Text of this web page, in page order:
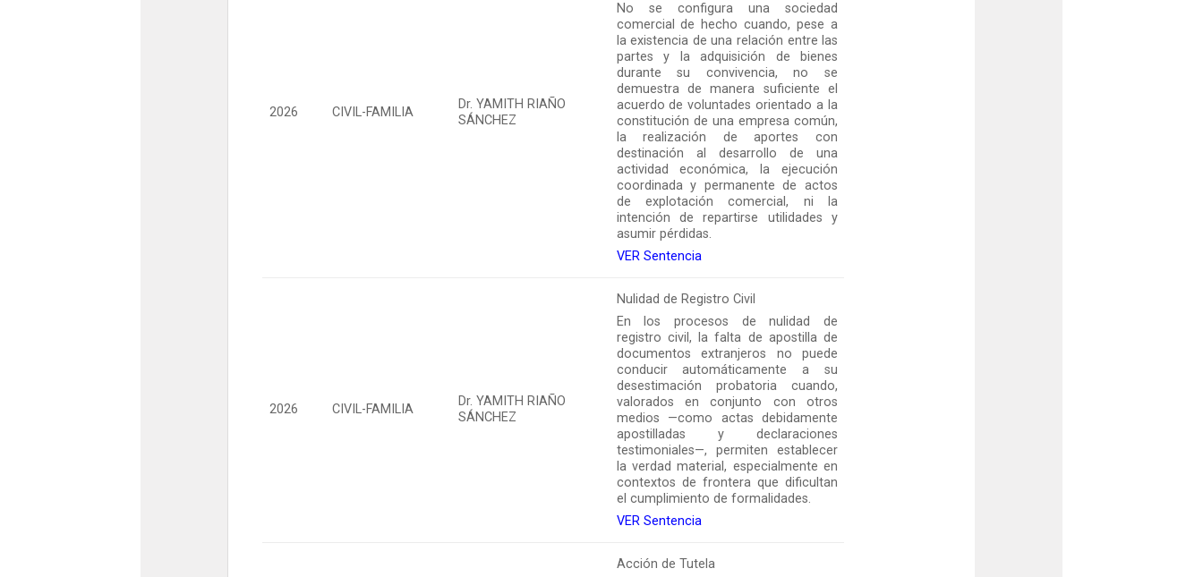
2026 CIVIL-FAMILIA
Dr. YAMITH RIAÑO
SÁNCHEZ
No se configura una sociedad
comercial de hecho cuando, pese a
la existencia de una relación entre las
partes y la adquisición de bienes
durante su convivencia, no se
demuestra de manera suficiente el
acuerdo de voluntades orientado a la
constitución de una empresa común,
la realización de aportes con
destinación al desarrollo de una
actividad económica, la ejecución
coordinada y permanente de actos
de explotación comercial, ni la
intención de repartirse utilidades y
asumir pérdidas.
VER Sentencia
2026 CIVIL-FAMILIA
Dr. YAMITH RIAÑO
SÁNCHEZ
Nulidad de Registro Civil
En los procesos de nulidad de
registro civil, la falta de apostilla de
documentos extranjeros no puede
conducir automáticamente a su
desestimación probatoria cuando,
valorados en conjunto con otros
medios —como actas debidamente
apostilladas y declaraciones
testimoniales—, permiten establecer
la verdad material, especialmente en
contextos de frontera que dificultan
el cumplimiento de formalidades.
VER Sentencia
Acción de Tutela